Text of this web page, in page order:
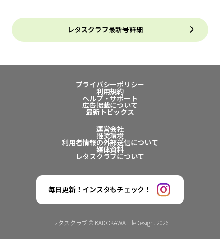
レタスクラブ最新号詳細
プライバシーポリシー
利用規約
ヘルプ・サポート
広告掲載について
最新トピックス
運営会社
推奨環境
利用者情報の外部送信について
媒体資料
レタスクラブについて
毎日更新！インスタもチェック！
レタスクラブ © KADOKAWA LifeDesign. 2026